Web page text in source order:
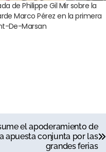
de Philippe Gil Mir sobre la
Marco Pérez en la primera
De-Marsan
el apoderamiento de
apuesta conjunta por las
grandes ferias